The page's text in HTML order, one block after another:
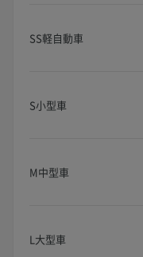
SS軽自動車
S小型車
M中型車
L大型車